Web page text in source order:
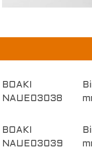
BOAKI
NAUE03038
BOAKI
NAUE03039